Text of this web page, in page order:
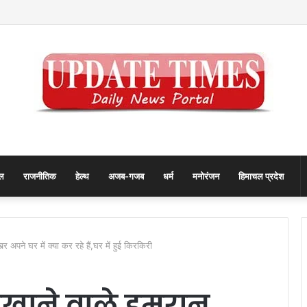
जानिए कैसे बदलता गया पुरुष वनडे क्रिकेट का रोमांच
राजनीतिक हेल्थ अजब-गजब धर्म मनोरंजन हिमाचल प्रदेश
अपने घर में क्‍या कर रहे हैं,घर में हुई किरकिरी